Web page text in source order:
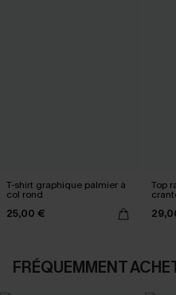
T-shirt graphique palmier à
col rond
25,00 €
Top
FRÉQUEMMENT